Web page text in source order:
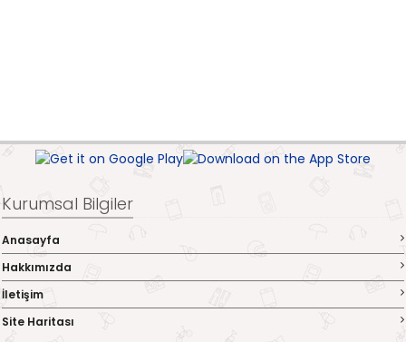
Kurumsal Bilgiler
Anasayfa
Hakkımızda
İletişim
Site Haritası